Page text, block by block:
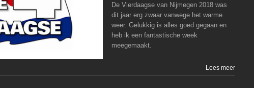
Vierdaagse Nijmegen 2018
Wandelen
De Vierdaagse van Nijmegen 2018 was
dit jaar erg zwaar vanwege het warme
weer. Gelukkig is alles goed gegaan en
heb ik een fantastische week
meegemaakt.
Lees meer